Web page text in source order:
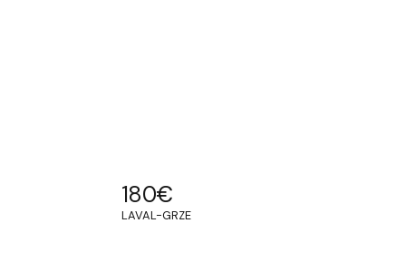
180€
LAVAL-GRZE